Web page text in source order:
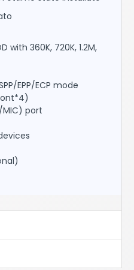
with 360K, 720K, 1.2M,
EPP/ECP mode
port